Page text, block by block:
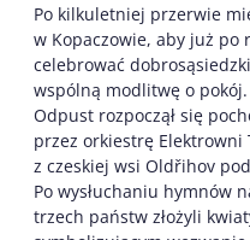
Po kilkuletniej przerwie
w Kopaczowie, aby już po
celebrować
wspólną modlitwę o pokój.
Odpust rozpoczął się
przez orkiestrę
z czeskiej wsi Oldřihov
Po wysłuchaniu hymnów
trzech państw złożyli